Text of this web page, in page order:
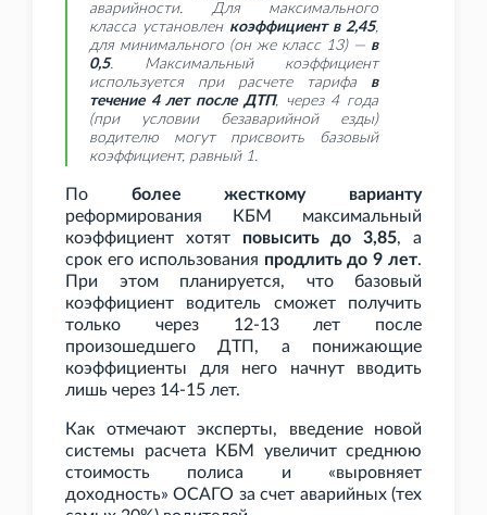
аварийности. Для максимального
класса установлен коэффициент в 2,45,
для минимального (он же класс 13) — в
0,5. Максимальный коэффициент
используется при расчете тарифа в
течение 4 лет после ДТП, через 4 года
(при условии безаварийной езды)
водителю могут присвоить базовый
коэффициент, равный 1.
По более жесткому варианту
реформирования КБМ максимальный
коэффициент хотят повысить до 3,85, а
срок его использования продлить до 9 лет.
При этом планируется, что базовый
коэффициент водитель сможет получить
только через 12-13 лет после
произошедшего ДТП, а понижающие
коэффициенты для него начнут вводить
лишь через 14-15 лет.
Как отмечают эксперты, введение новой
системы расчета КБМ увеличит среднюю
стоимость полиса и «выровняет
доходность» ОСАГО за счет аварийных (тех